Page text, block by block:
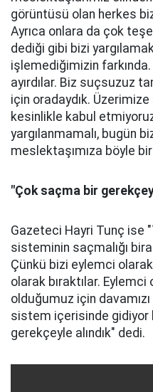
görüntüsü olan herkes
Ayrıca onlara da çok
dediği gibi bizi
işlemediğimizin farkında.
ayırdılar. Biz suçsuzuz
için oradaydık.
kesinlikle kabul
yargılanmamalı, bugün
meslektaşımıza böyle
"Çok saçma bir
Gazeteci Hayri Tunç ise
sisteminin saçmalığı
Çünkü bizi eylemci
olarak bıraktılar.
olduğumuz için davamızı
sistem içerisinde gidiyor
gerekçeyle alındık" dedi.